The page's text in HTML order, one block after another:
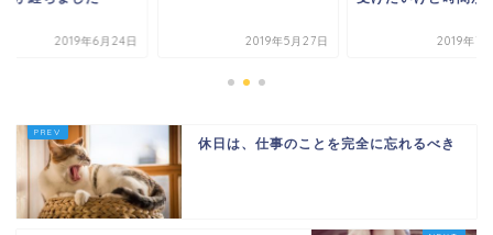
2019年6月24日 2019年5月27日 2019年7
休日は、仕事のことを完全に忘れるべき